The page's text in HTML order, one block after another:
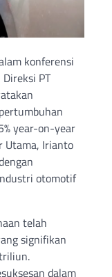
konferensi
PT
year-on-year
Utama, Irianto
otomotif
telah
signifikan
dalam